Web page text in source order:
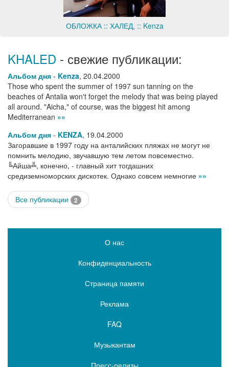
ОБЛОЖКА :: ХАЛЕД, :: Kenza
KHALED - свежие публикации:
Альбом дня - Kenza, 20.04.2000
Those who spent the summer of 1997 sun tanning on the
beaches of Antalia won't forget the melody that was being played
all around. "Aicha," of course, was the biggest hit among
Mediterranean »»
Альбом дня - KENZA, 19.04.2000
Загоравшие в 1997 году на анталийских пляжах не могут не
помнить мелодию, звучавшую тем летом повсеместно.
╚Айша╩, конечно, - главный хит тогдашних
средиземноморских дискотек. Однако совсем немногие »»
Все публикации 2
О нас
Конфиденциальность
Страница памяти
Реклама
FAQ
Музыкантам